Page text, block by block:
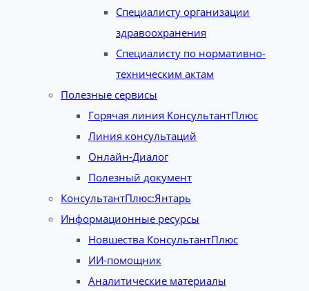
Специалисту организации
здравоохранения
Специалисту по нормативно-
техническим актам
Полезные сервисы
Горячая линия КонсультантПлюс
Линия консультаций
Онлайн-Диалог
Полезный документ
КонсультантПлюс:Янтарь
Информационные ресурсы
Новшества КонсультантПлюс
ИИ-помощник
Аналитические материалы